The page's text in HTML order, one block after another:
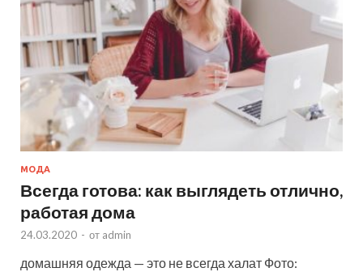
МОДА
Всегда готова: как выглядеть отлично,
работая дома
24.03.2020 - от admin
домашняя одежда — это не всегда халат Фото: